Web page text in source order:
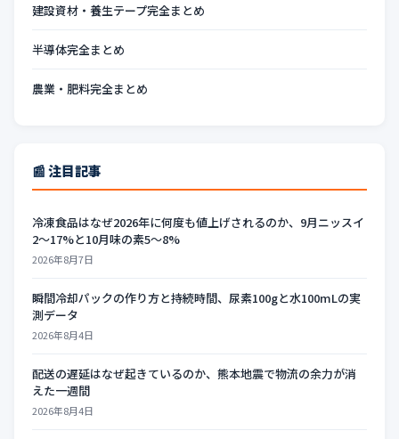
建設資材・養生テープ完全まとめ
半導体完全まとめ
農業・肥料完全まとめ
📰 注目記事
冷凍食品はなぜ2026年に何度も値上げされるのか、9月ニッスイ
2〜17%と10月味の素5〜8%
2026年8月7日
瞬間冷却パックの作り方と持続時間、尿素100gと水100mLの実
測データ
2026年8月4日
配送の遅延はなぜ起きているのか、熊本地震で物流の余力が消
えた一週間
2026年8月4日